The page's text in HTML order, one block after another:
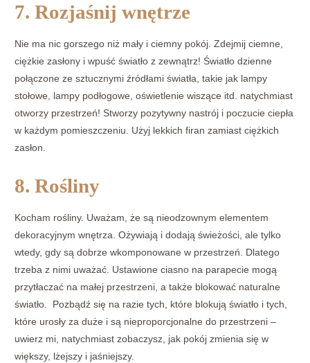
7. Rozjaśnij wnętrze
Nie ma nic gorszego niż mały i ciemny pokój. Zdejmij ciemne,
ciężkie zasłony i wpuść światło z zewnątrz! Światło dzienne
połączone ze sztucznymi źródłami światła, takie jak lampy
stołowe, lampy podłogowe, oświetlenie wiszące itd. natychmiast
otworzy przestrzeń! Stworzy pozytywny nastrój i poczucie ciepła
w każdym pomieszczeniu. Użyj lekkich firan zamiast ciężkich
zasłon.
8. Rośliny
Kocham rośliny. Uważam, że są nieodzownym elementem
dekoracyjnym wnętrza. Ożywiają i dodają świeżości, ale tylko
wtedy, gdy są dobrze wkomponowane w przestrzeń. Dlatego
trzeba z nimi uważać. Ustawione ciasno na parapecie mogą
przytłaczać na małej przestrzeni, a także blokować naturalne
światło. Pozbądź się na razie tych, które blokują światło i tych,
które urosły za duże i są nieproporcjonalne do przestrzeni –
uwierz mi, natychmiast zobaczysz, jak pokój zmienia się w
większy, lżejszy i jaśniejszy.